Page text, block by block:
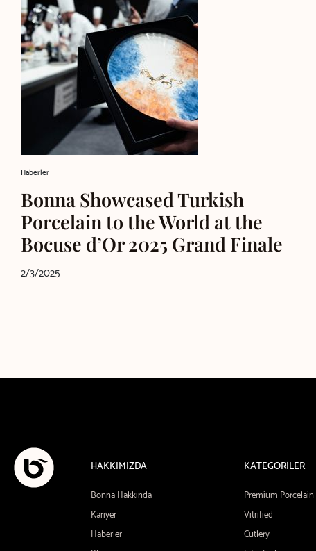
Haberler
Bonna Showcased Turkish
Porcelain to the World at the
Bocuse d’Or 2025 Grand Finale
2/3/2025
HAKKIMIZDA
Bonna Hakkında
Kariyer
Haberler
KATEGORİLER
Premium Porcelain
Vitrified
Cutlery